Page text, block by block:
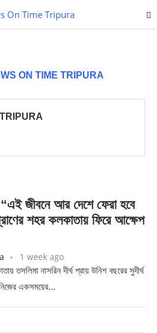
ON TIME TRIPURA
জীবনে আর দেশে ফেরা হবে
শহর কলকাতায় ফিরে আক্ষেপ
1 week ago
তসলিমা নাসরিন দীর্ঘ প্রায় উনিশ বছরের সুদীর্ঘ
একসময়ের…